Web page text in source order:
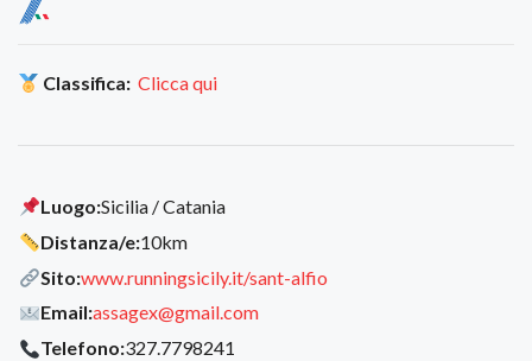
Classifica: Clicca qui
Luogo:Sicilia / Catania
Distanza/e:10km
Sito:www.runningsicily.it/sant-alfio
Email:assagex@gmail.com
Telefono:327.7798241